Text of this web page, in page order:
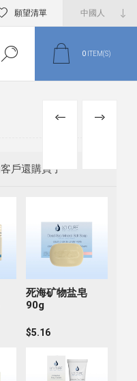
願望清單
0 ITEM(S)
PREVIOUS
NEXT
戶還購買了
死海矿物盐皂
90g
$5.16